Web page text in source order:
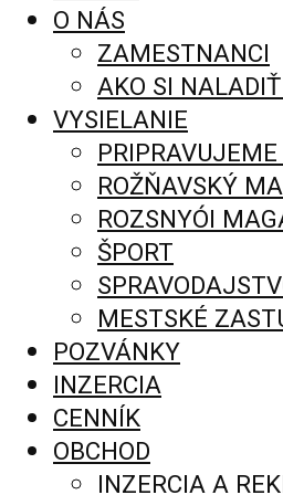
O NÁS
ZAMESTNANCI
AKO SI
VYSIELANIE
ROŽŇAVSKÝ
ROZSNYÓI
ŠPORT
MESTSKÉ
POZVÁNKY
INZERCIA
CENNÍK
OBCHOD
INZERCIA A